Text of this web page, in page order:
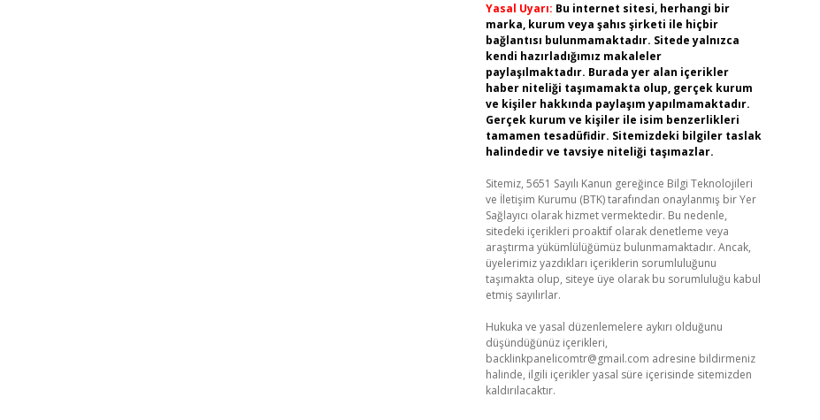
Yasal Uyarı: Bu internet sitesi, herhangi bir
marka, kurum veya şahıs şirketi ile hiçbir
bağlantısı bulunmamaktadır. Sitede yalnızca
kendi hazırladığımız makaleler
paylaşılmaktadır. Burada yer alan içerikler
haber niteliği taşımamakta olup, gerçek kurum
ve kişiler hakkında paylaşım yapılmamaktadır.
Gerçek kurum ve kişiler ile isim benzerlikleri
tamamen tesadüfidir. Sitemizdeki bilgiler taslak
halindedir ve tavsiye niteliği taşımazlar.
Sitemiz, 5651 Sayılı Kanun gereğince Bilgi Teknolojileri
ve İletişim Kurumu (BTK) tarafından onaylanmış bir Yer
Sağlayıcı olarak hizmet vermektedir. Bu nedenle,
sitedeki içerikleri proaktif olarak denetleme veya
araştırma yükümlülüğümüz bulunmamaktadır. Ancak,
üyelerimiz yazdıkları içeriklerin sorumluluğunu
taşımakta olup, siteye üye olarak bu sorumluluğu kabul
etmiş sayılırlar.
Hukuka ve yasal düzenlemelere aykırı olduğunu
düşündüğünüz içerikleri,
backlinkpanelicomtr@gmail.com adresine bildirmeniz
halinde, ilgili içerikler yasal süre içerisinde sitemizden
kaldırılacaktır.